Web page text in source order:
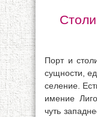
Порт и
сущности,
селение.
имение
чуть